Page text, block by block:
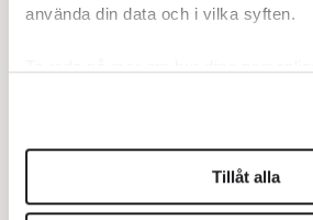
använda din data och i vilka syften.
Du kan ändra eller dra tillbaka ditt
helst från cookie-förklaringen.
Vi använder enhetsidentifierare för
Tillåt alla
med att större delen av
missnöjd med partiets
trosvissa och arroganta sätt.